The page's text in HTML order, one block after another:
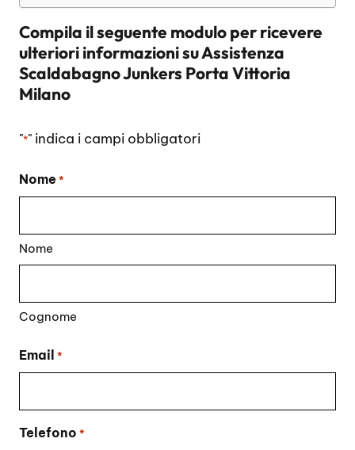
Compila il seguente modulo per ricevere
ulteriori informazioni suAssistenza
Scaldabagno Junkers Porta Vittoria
Milano
"*" indica i campi obbligatori
Nome *
Nome
Cognome
Email *
Telefono *